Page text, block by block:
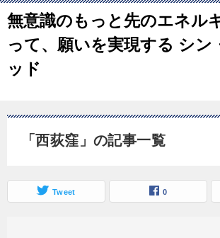
無意識のもっと先のエネル
って、願いを実現する シン
ッド
「西荻窪」の記事一覧
Tweet 0